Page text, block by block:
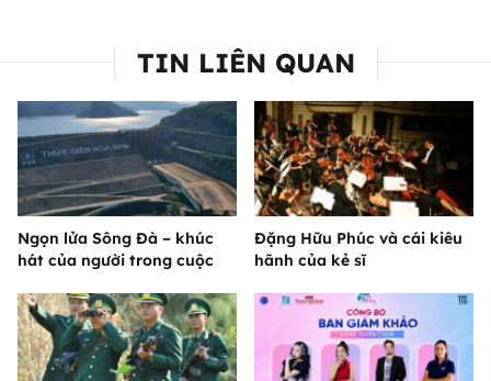
TIN LIÊN QUAN
Ngọn lửa Sông Đà – khúc
hát của người trong cuộc
Đặng Hữu Phúc và cái kiêu
hãnh của kẻ sĩ